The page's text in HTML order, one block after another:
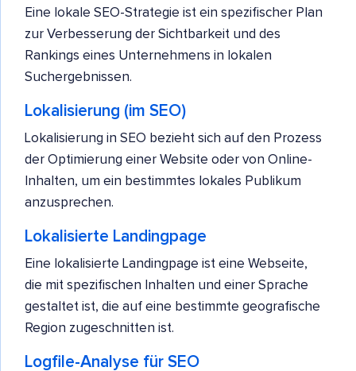
Eine lokale SEO-Strategie ist ein spezifischer Plan
zur Verbesserung der Sichtbarkeit und des
Rankings eines Unternehmens in lokalen
Suchergebnissen.
Lokalisierung (im SEO)
Lokalisierung in SEO bezieht sich auf den Prozess
der Optimierung einer Website oder von Online-
Inhalten, um ein bestimmtes lokales Publikum
anzusprechen.
Lokalisierte Landingpage
Eine lokalisierte Landingpage ist eine Webseite,
die mit spezifischen Inhalten und einer Sprache
gestaltet ist, die auf eine bestimmte geografische
Region zugeschnitten ist.
Logfile-Analyse für SEO